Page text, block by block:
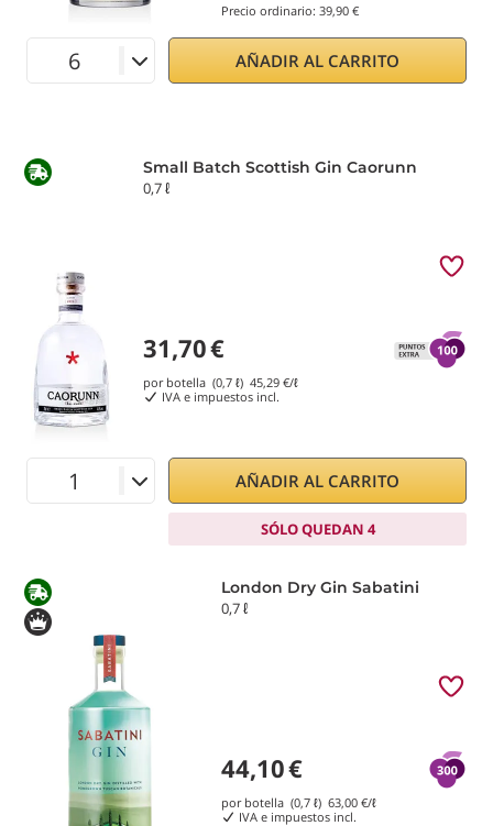
Precio ordinario: 39,90 €
AÑADIR AL CARRITO
Small Batch Scottish Gin Caorunn
0,7 ℓ
31,70€
por botella (0,7 ℓ) 45,29 €/ℓ
IVA e impuestos incl.
AÑADIR AL CARRITO
SÓLO QUEDAN 4
London Dry Gin Sabatini
0,7 ℓ
44,10€
por botella (0,7 ℓ) 63,00€/ℓ
IVA e impuestos incl.